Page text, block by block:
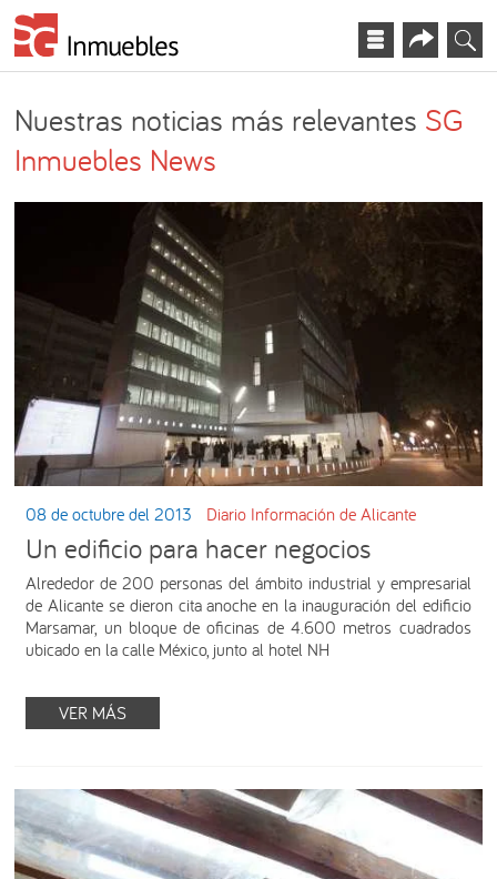
Nuestras noticias más relevantes SG
Inmuebles News
08 de octubre del 2013 Diario Información de Alicante
Un edificio para hacer negocios
Alrededor de 200 personas del ámbito industrial y empresarial
de Alicante se dieron cita anoche en la inauguración del edificio
Marsamar, un bloque de oficinas de 4.600 metros cuadrados
ubicado en la calle México, junto al hotel NH
VER MÁS